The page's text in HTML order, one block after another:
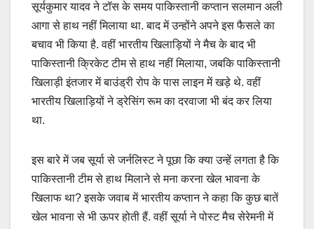
सूर्यकुमार यादव ने टॉस के समय पाकिस्तानी कप्तान सलमान अली
आगा से हाथ नहीं मिलाया था. बाद में उन्होंने अपने इस फैसले का
बचाव भी किया है. वहीं भारतीय खिलाड़ियों ने मैच के बाद भी
पाकिस्तानी क्रिकेट टीम से हाथ नहीं मिलाया, जबकि पाकिस्तानी
खिलाड़ी इंतजार में बाउंड्री रोप के पास लाइन में खड़े थे. वहीं
भारतीय ख‍िलाड़‍ियों ने ड्रेसिंग रूम का दरवाजा भी बंद कर लिया
था.
इस बारे में जब सूर्या से जर्नल‍िस्ट ने पूछा कि क्या उन्हें लगता है कि
पाकिस्तानी टीम से हाथ मिलाने से मना करना खेल भावना के
खिलाफ था? इसके जवाब में भारतीय कप्तान ने कहा कि कुछ बातें
खेल भावना से भी ऊपर होती हैं. वहीं सूर्या ने पोस्ट मैच सेरेमनी में